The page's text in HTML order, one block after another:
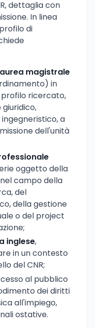
dettaglia con
In linea
di
magistrale
in
ricercato,
a
dell'unità
oggetto della
campo della
del
della gestione
o del project
inglese,
in un contesto
del CNR;
al pubblico
dei diritti
all'impiego,
ostative.